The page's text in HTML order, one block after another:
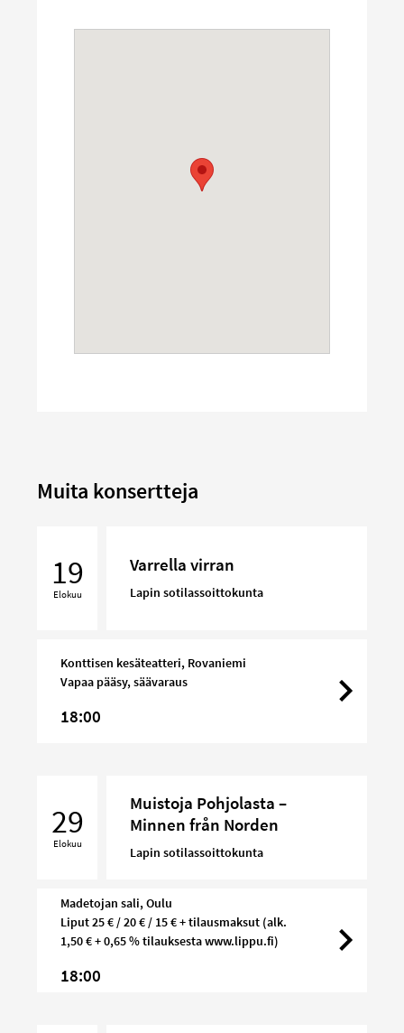
Muita konsertteja
19
Elokuu
Varrella virran
Lapin sotilassoittokunta
Konttisen kesäteatteri, Rovaniemi
Vapaa pääsy, säävaraus
18:00
Minnen
29
Elokuu
Muistoja Pohjolasta –
Minnen från Norden
Lapin sotilassoittokunta
Madetojan sali, Oulu
Liput 25 € / 20 € / 15 € + tilausmaksut (alk.
1,50 € + 0,65 % tilauksesta www.lippu.fi)
18:00